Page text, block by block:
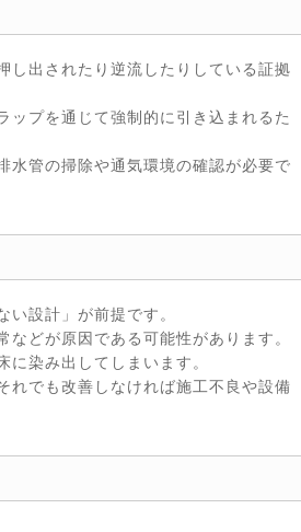
し出されたり逆流したりしている証拠
ップを通じて強制的に引き込まれるた
水管の掃除や通気環境の確認が必要で
設計」が前提です。
どが原因である可能性があります。
染み出してしまいます。
れでも改善しなければ施工不良や設備